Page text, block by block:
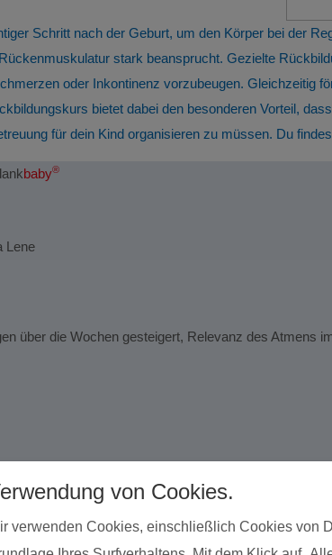
Schritt nach der Geburt, um den Körper bei der
stark beansprucht. Gezielte
oder Inkontinenz vorzubeugen. Gleichzeitig
bietet dabei den besonderen Vorteil,
für dein Kind organisieren zu müssen. Du
baby®
Lene
über die Wochen gesteigert, Relevanz des Atmens
von Cookies.
verwenden Cookies, einschließlich Cookies von